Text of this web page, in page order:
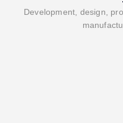
Development, design,